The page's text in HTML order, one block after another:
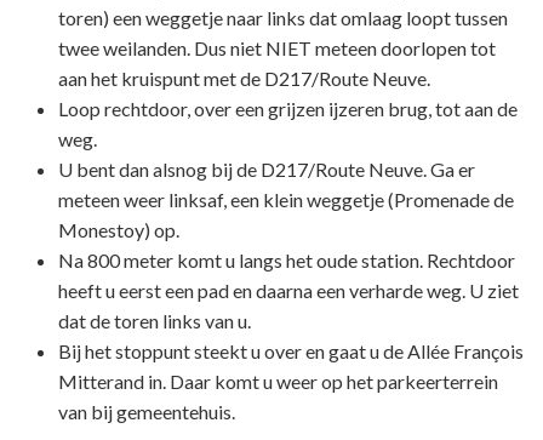
toren) een weggetje naar links dat omlaag loopt tussen
twee weilanden. Dus niet NIET meteen doorlopen tot
aan het kruispunt met de D217/Route Neuve.
Loop rechtdoor, over een grijzen ijzeren brug, tot aan de
weg.
U bent dan alsnog bij de D217/Route Neuve. Ga er
meteen weer linksaf, een klein weggetje (Promenade de
Monestoy) op.
Na 800 meter komt u langs het oude station. Rechtdoor
heeft u eerst een pad en daarna een verharde weg. U ziet
dat de toren links van u.
Bij het stoppunt steekt u over en gaat u de Allée François
Mitterand in. Daar komt u weer op het parkeerterrein
van bij gemeentehuis.